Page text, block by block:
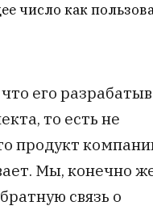
число как
его
то есть не
продукт
Мы, конечно
связь о